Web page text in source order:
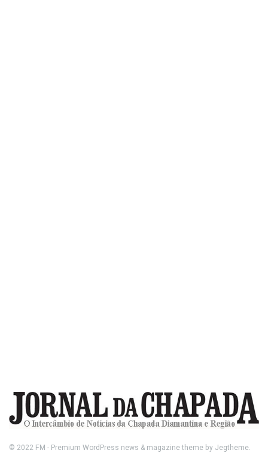
© 2022 FM - Premium WordPress news & magazine theme by Jegtheme.